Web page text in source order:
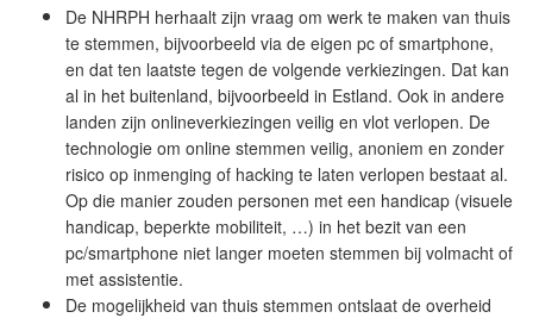
De NHRPH herhaalt zijn vraag om werk te maken van thuis
te stemmen, bijvoorbeeld via de eigen pc of smartphone,
en dat ten laatste tegen de volgende verkiezingen. Dat kan
al in het buitenland, bijvoorbeeld in Estland. Ook in andere
landen zijn onlineverkiezingen veilig en vlot verlopen. De
technologie om online stemmen veilig, anoniem en zonder
risico op inmenging of hacking te laten verlopen bestaat al.
Op die manier zouden personen met een handicap (visuele
handicap, beperkte mobiliteit, …) in het bezit van een
pc/smartphone niet langer moeten stemmen bij volmacht of
met assistentie.
De mogelijkheid van thuis stemmen ontslaat de overheid